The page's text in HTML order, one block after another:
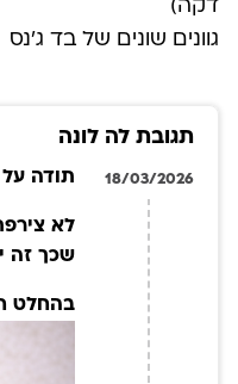
דקה)
גוונים שונים של בד ג’נס
תגובת לה לונה
18/03/2026 תודה על
לא
שכך זה
בהחלט